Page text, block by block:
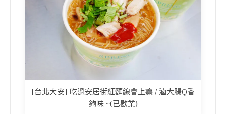
[台北大安] 吃過安居街紅麵線會上癮 / 滷大腸Q香
夠味 ~(已歇業)